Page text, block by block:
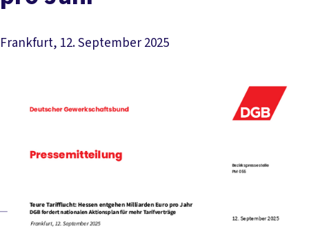
Frankfurt, 12. September 2025